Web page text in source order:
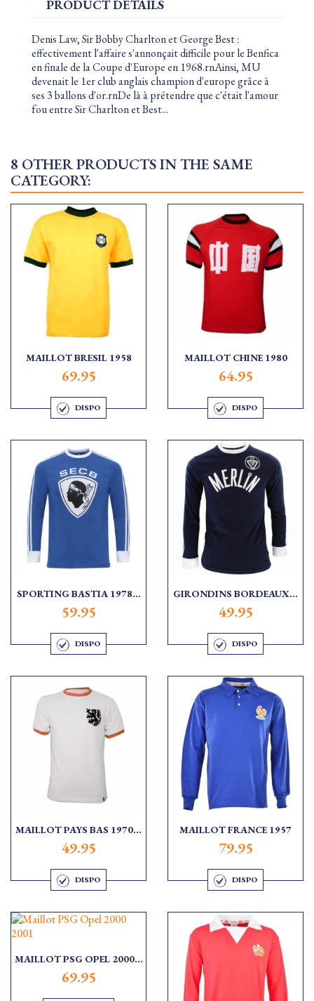
PRODUCT DETAILS
Denis Law, Sir Bobby Charlton et George Best :
effectivement l'affaire s'annonçait difficile pour le Benfica
en finale de la Coupe d'Europe en 1968.rnAinsi, MU
devenait le 1er club anglais champion d'europe grâce à
ses 3 ballons d'or.rnDe là à prétendre que c'était l'amour
fou entre Sir Charlton et Best...
8 OTHER PRODUCTS IN THE SAME
CATEGORY:
MAILLOT BRESIL 1958
69.95
DISPO
MAILLOT CHINE 1980
64.95
DISPO
SPORTING BASTIA 1978...
59.95
DISPO
GIRONDINS BORDEAUX...
49.95
DISPO
MAILLOT PAYS BAS 1970...
49.95
DISPO
MAILLOT FRANCE 1957
79.95
DISPO
MAILLOT PSG OPEL 2000...
69.95